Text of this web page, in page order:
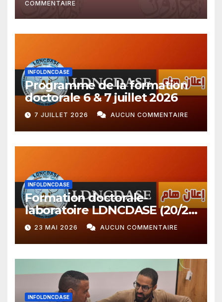
COMMENTAIRE
INFOLDNCDASE
Programme de la formation
doctorale 6 & 7 juillet 2026
7 JUILLET 2026 AUCUN COMMENTAIRE
INFOLDNCDASE
Formation doctorale-
laboratoire LDNCDASE (20/21
avril 2026 + 23 mai 2026)
23 MAI 2026 AUCUN COMMENTAIRE
INFOLDNCDASE